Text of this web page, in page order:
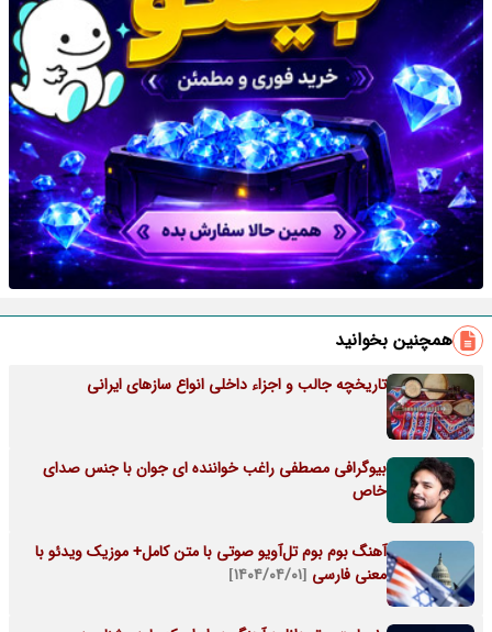
همچنین بخوانید
تاریخچه جالب و اجزاء داخلی انواع سازهای ایرانی
بیوگرافی مصطفی راغب خواننده ای جوان با جنس صدای
خاص
آهنگ بوم بوم تل‌آویو صوتی با متن کامل+ موزیک ویدئو با
معنی فارسی [۱۴۰۴/۰۴/۰۱]